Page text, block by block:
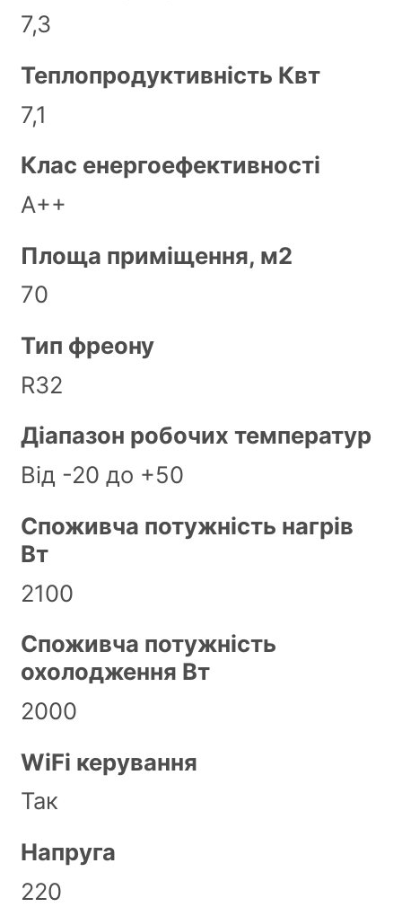
7,3
Теплопродуктивність Квт
7,1
Клас енергоефективності
А++
Площа приміщення, м2
70
Тип фреону
R32
Діапазон робочих температур
Від -20 до +50
Споживча потужність нагрів
Вт
2100
Споживча потужність
охолодження Вт
2000
WiFi керування
Так
Напруга
220